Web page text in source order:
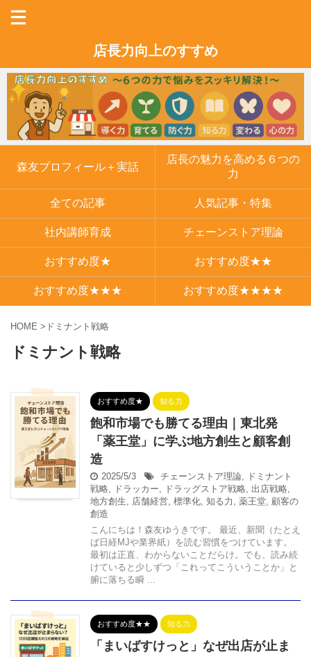
店長力向上のすすめ
森友プロフィール＋実話
店長の魅力を高める６つの
力
全ての記事 人気記事・特集
社内講師育成 チェーンストア理論
おすすめ度★ おすすめ度★★
おすすめ度★★★ おすすめ度★★★★
HOME > ドミナント戦略
ドミナント戦略
おすすめ度★ 知る力
飽和市場でも勝てる理由｜東北発
「薬王堂」に学ぶ地方創生と顧客創
造
2025/5/3 チェーンストア理論, ドミナント
戦略, ドラッカー, ドラッグストア戦略, 出店戦略,
地方創生, 店舗経営, 標準化, 知る力 , 薬王堂, 顧客の
創造
こんにちは！森友ゆうきです。 最近、新聞（たとえ
ば日経MJや業界紙）を読む習慣をつけています。
最初は正直、わからないことだらけ。でも、読み続
けていると少しずつ「これってこういうことか」と
腑に落ちる瞬 ...
おすすめ度★★ 知る力
「まいばすけっと」なぜ出店が止ま